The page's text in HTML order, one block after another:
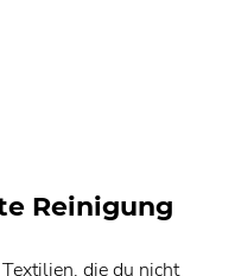
Reinigung
die du nicht